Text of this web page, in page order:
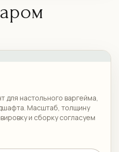
для настольного варгейма,
Масштаб, толщину
и сборку согласуем